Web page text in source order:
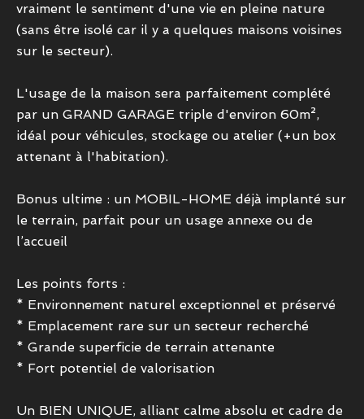
vraiment le sentiment d'une vie en pleine nature
(sans être isolé car il y a quelques maisons voisines
sur le secteur).
L'usage de la maison sera parfaitement complété
par un GRAND GARAGE triple d'environ 60m²,
idéal pour véhicules, stockage ou atelier (+un box
attenant à l'habitation).
Bonus ultime : un MOBIL-HOME déjà implanté sur
le terrain, parfait pour un usage annexe ou de
l’accueil
Les points forts :
* Environnement naturel exceptionnel et préservé
* Emplacement rare sur un secteur recherché
* Grande superficie de terrain attenante
* Fort potentiel de valorisation
Un BIEN UNIQUE, alliant calme absolu et cadre de